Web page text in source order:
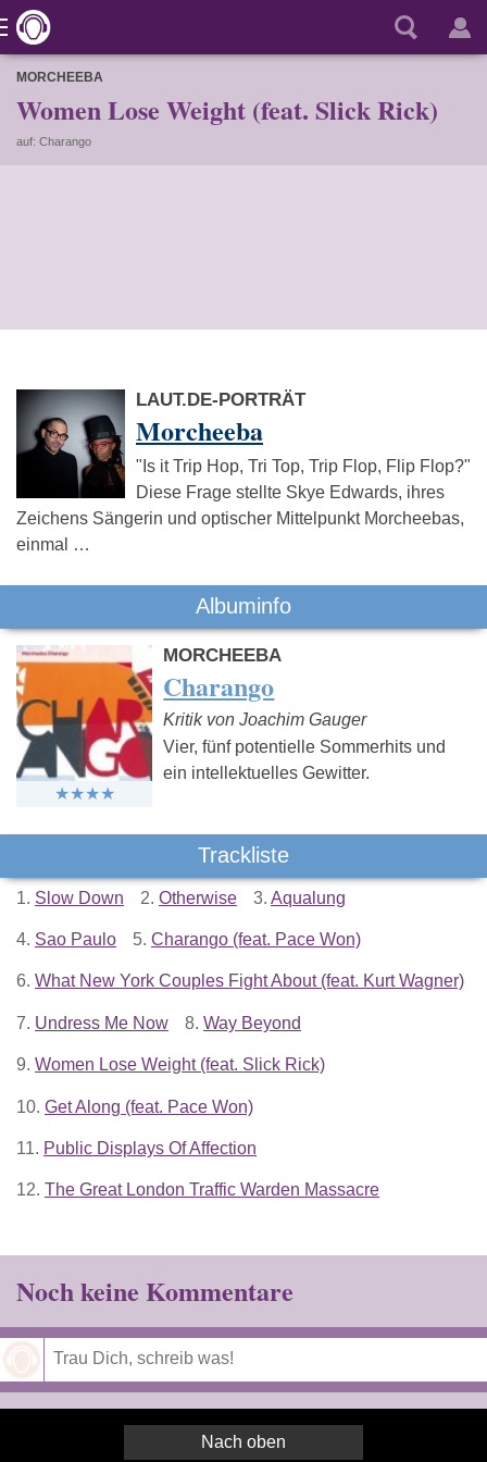
MORCHEEBA
Women Lose Weight (feat. Slick Rick)
auf: Charango
LAUT.DE-PORTRÄT
Morcheeba
"Is it Trip Hop, Tri Top, Trip Flop, Flip Flop?"
Diese Frage stellte Skye Edwards, ihres
Zeichens Sängerin und optischer Mittelpunkt Morcheebas,
einmal …
Albuminfo
MORCHEEBA
Charango
Kritik von Joachim Gauger
Vier, fünf potentielle Sommerhits und
ein intellektuelles Gewitter.
Trackliste
1. Slow Down 2. Otherwise 3. Aqualung
4. Sao Paulo 5. Charango (feat. Pace Won)
6. What New York Couples Fight About (feat. Kurt Wagner)
7. Undress Me Now 8. Way Beyond
9. Women Lose Weight (feat. Slick Rick)
10. Get Along (feat. Pace Won)
11. Public Displays Of Affection
12. The Great London Traffic Warden Massacre
Noch keine Kommentare
Nach oben